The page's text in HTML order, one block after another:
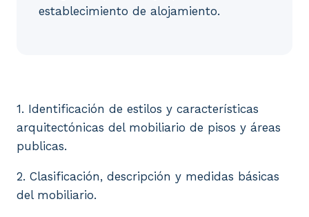
establecimiento de alojamiento.
1. Identificación de estilos y características
arquitectónicas del mobiliario de pisos y áreas
publicas.
2. Clasificación, descripción y medidas básicas
del mobiliario.